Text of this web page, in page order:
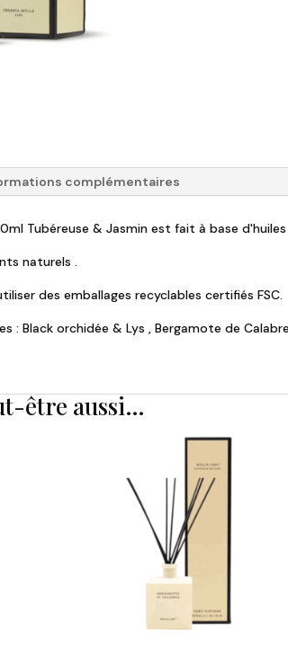
Jasmin
complémentaires
Tubéreuse & Jasmin est fait à base
naturels .
des emballages recyclables certifiés FSC.
: Black orchidée & Lys , Bergamote de Calabre
être aussi…